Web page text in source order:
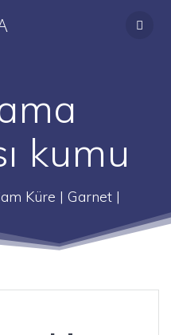
kumu
Küre | Garnet |